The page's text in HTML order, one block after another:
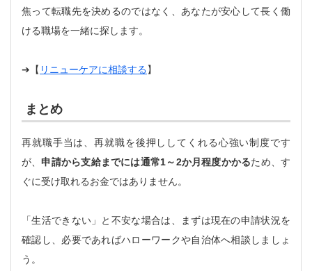
焦って転職先を決めるのではなく、あなたが安心して長く働
ける職場を一緒に探します。
➔【 リニューケアに相談する】
まとめ
再就職手当は、再就職を後押ししてくれる心強い制度です
が、申請から支給までには通常1～2か月程度かかるため、す
ぐに受け取れるお金ではありません。
「生活できない」と不安な場合は、まずは現在の申請状況を
確認し、必要であればハローワークや自治体へ相談しましょ
う。